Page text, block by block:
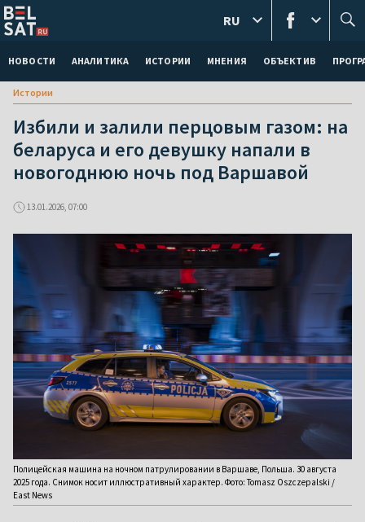
НОВОСТИ АНАЛИТИКА ИСТОРИИ МНЕНИЯ ОБЪЕКТИВ
RU
Истории
Избили и залили перцовым газом: на
беларуса и его девушку напали в
новогоднюю ночь под Варшавой
13.01.2026, 07:00
Полицейская машина на ночном патрулировании в Варшаве, Польша. 30 августа
2025 года. Снимок носит иллюстративный характер. Фото: Tomasz Oszczepalski /
East News